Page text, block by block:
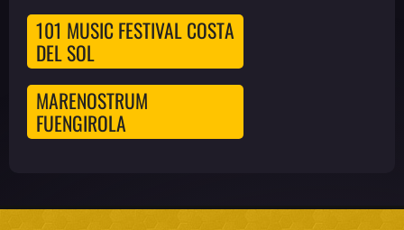
101 MUSIC FESTIVAL COSTA
DEL SOL
MARENOSTRUM
FUENGIROLA